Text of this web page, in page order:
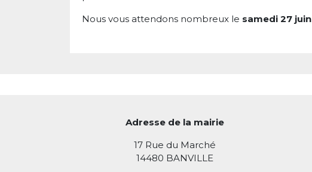
Nous vous attendons nombreux le samedi 27 juin
Adresse de la mairie
17 Rue du Marché
14480 BANVILLE